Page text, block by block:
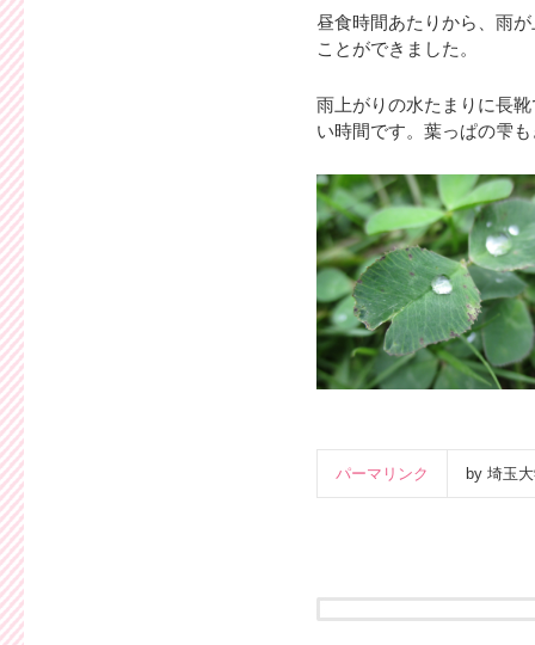
昼食時間あたりから、雨
ことができました。
雨上がりの水たまりに長
い時間です。葉っぱの雫
パーマリンク by 埼玉